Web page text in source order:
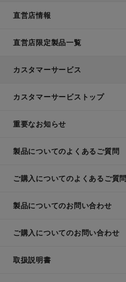
直営店情報
直営店限定製品一覧
カスタマーサービス
カスタマーサービストップ
重要なお知らせ
製品についてのよくあるご質問
ご購入についてのよくあるご質問
製品についてのお問い合わせ
ご購入についてのお問い合わせ
取扱説明書